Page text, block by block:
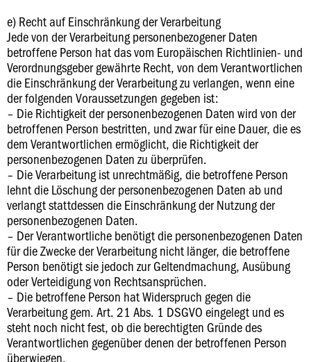
e) Recht auf Einschränkung der Verarbeitung
Jede von der Verarbeitung personenbezogener Daten
betroffene Person hat das vom Europäischen Richtlinien- und
Verordnungsgeber gewährte Recht, von dem Verantwortlichen
die Einschränkung der Verarbeitung zu verlangen, wenn eine
der folgenden Voraussetzungen gegeben ist:
– Die Richtigkeit der personenbezogenen Daten wird von der
betroffenen Person bestritten, und zwar für eine Dauer, die es
dem Verantwortlichen ermöglicht, die Richtigkeit der
personenbezogenen Daten zu überprüfen.
– Die Verarbeitung ist unrechtmäßig, die betroffene Person
lehnt die Löschung der personenbezogenen Daten ab und
verlangt stattdessen die Einschränkung der Nutzung der
personenbezogenen Daten.
– Der Verantwortliche benötigt die personenbezogenen Daten
für die Zwecke der Verarbeitung nicht länger, die betroffene
Person benötigt sie jedoch zur Geltendmachung, Ausübung
oder Verteidigung von Rechtsansprüchen.
– Die betroffene Person hat Widerspruch gegen die
Verarbeitung gem. Art. 21 Abs. 1 DSGVO eingelegt und es
steht noch nicht fest, ob die berechtigten Gründe des
Verantwortlichen gegenüber denen der betroffenen Person
überwiegen.